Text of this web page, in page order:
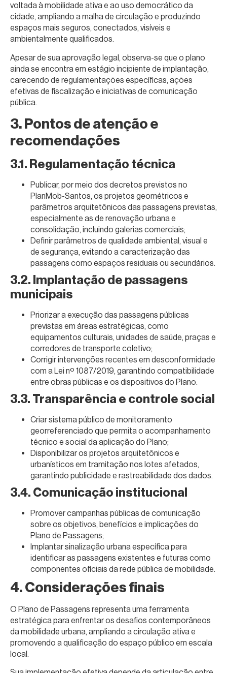
voltada à mobilidade ativa e ao uso democrático da
cidade, ampliando a malha de circulação e produzindo
espaços mais seguros, conectados, visíveis e
ambientalmente qualificados.
Apesar de sua aprovação legal, observa-se que o plano
ainda se encontra em estágio incipiente de implantação,
carecendo de regulamentações específicas, ações
efetivas de fiscalização e iniciativas de comunicação
pública.
3. Pontos de atenção e
recomendações
3.1. Regulamentação técnica
Publicar, por meio dos decretos previstos no
PlanMob-Santos, os projetos geométricos e
parâmetros arquitetônicos das passagens previstas,
especialmente as de renovação urbana e
consolidação, incluindo galerias comerciais;
Definir parâmetros de qualidade ambiental, visual e
de segurança, evitando a caracterização das
passagens como espaços residuais ou secundários.
3.2. Implantação de passagens
municipais
Priorizar a execução das passagens públicas
previstas em áreas estratégicas, como
equipamentos culturais, unidades de saúde, praças e
corredores de transporte coletivo;
Corrigir intervenções recentes em desconformidade
com a Lei nº 1087/2019, garantindo compatibilidade
entre obras públicas e os dispositivos do Plano.
3.3. Transparência e controle social
Criar sistema público de monitoramento
georreferenciado que permita o acompanhamento
técnico e social da aplicação do Plano;
Disponibilizar os projetos arquitetônicos e
urbanísticos em tramitação nos lotes afetados,
garantindo publicidade e rastreabilidade dos dados.
3.4. Comunicação institucional
Promover campanhas públicas de comunicação
sobre os objetivos, benefícios e implicações do
Plano de Passagens;
Implantar sinalização urbana específica para
identificar as passagens existentes e futuras como
componentes oficiais da rede pública de mobilidade.
4. Considerações finais
O Plano de Passagens representa uma ferramenta
estratégica para enfrentar os desafios contemporâneos
da mobilidade urbana, ampliando a circulação ativa e
promovendo a qualificação do espaço público em escala
local.